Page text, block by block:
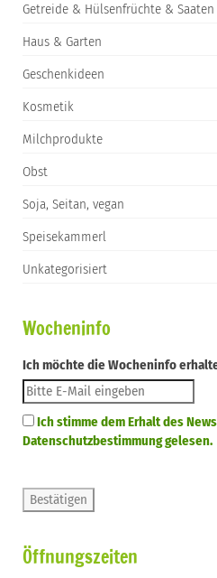
Getreide & Hülsenfrüchte & Saaten
Haus & Garten
Geschenkideen
Kosmetik
Milchprodukte
Obst
Soja, Seitan, vegan
Speisekammerl
Unkategorisiert
Wocheninfo
Ich möchte die Wocheninfo
Ich stimme dem Erhalt des
Datenschutzbestimmung gelesen.
Öffnungszeiten